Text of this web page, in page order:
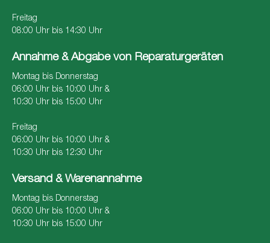
Freitag
08:00 Uhr bis 14:30 Uhr
Annahme & Abgabe von Reparaturgeräten
Montag bis Donnerstag
06:00 Uhr bis 10:00 Uhr &
10:30 Uhr bis 15:00 Uhr
Freitag
06:00 Uhr bis 10:00 Uhr &
10:30 Uhr bis 12:30 Uhr
Versand & Warenannahme
Montag bis Donnerstag
06:00 Uhr bis 10:00 Uhr &
10:30 Uhr bis 15:00 Uhr